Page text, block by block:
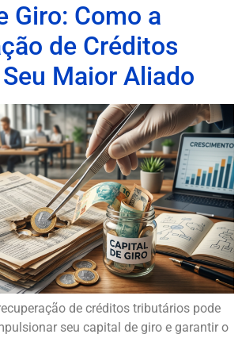
Giro: Como a
de Créditos
Maior Aliado
de créditos tributários pode
seu capital de giro e garantir o